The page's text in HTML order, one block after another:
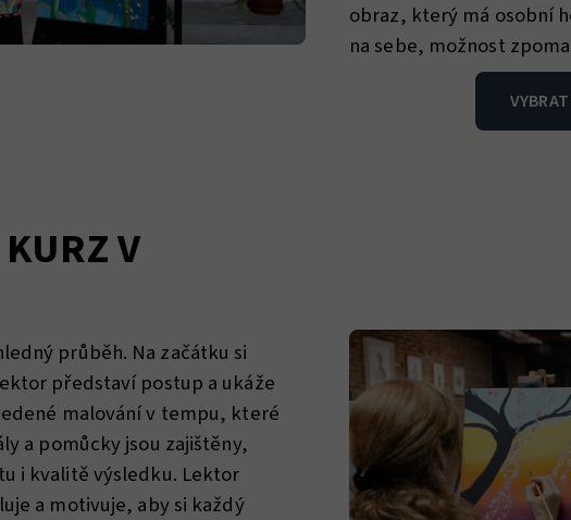
obraz, který má osobní
na sebe, možnost
V
průběh. Na začátku si
představí postup a ukáže
malování v tempu, které
a pomůcky jsou zajištěny,
i kvalitě výsledku. Lektor
a motivuje, aby si každý